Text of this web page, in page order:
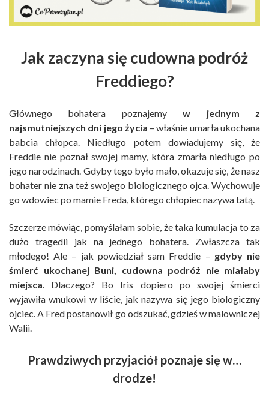
Jak zaczyna się cudowna podróż
Freddiego?
Głównego bohatera poznajemyw jednym z
najsmutniejszych dni jego życia – właśnie umarła ukochana
babcia chłopca. Niedługo potem dowiadujemy się, że
Freddie nie poznał swojej mamy, która zmarła niedługo po
jego narodzinach. Gdyby tego było mało, okazuje się, że nasz
bohater nie zna też swojego biologicznego ojca. Wychowuje
go wdowiec po mamie Freda, którego chłopiec nazywa tatą.
Szczerze mówiąc, pomyślałam sobie, że taka kumulacja to za
dużo tragedii jak na jednego bohatera. Zwłaszcza tak
młodego! Ale – jak powiedział sam Freddie – gdyby nie
śmierć ukochanej Buni, cudowna podróż nie miałaby
miejsca. Dlaczego? Bo Iris dopiero po swojej śmierci
wyjawiła wnukowi w liście, jak nazywa się jego biologiczny
ojciec. A Fred postanowił go odszukać, gdzieś w malowniczej
Walii.
Prawdziwych przyjaciół poznaje się w…
drodze!